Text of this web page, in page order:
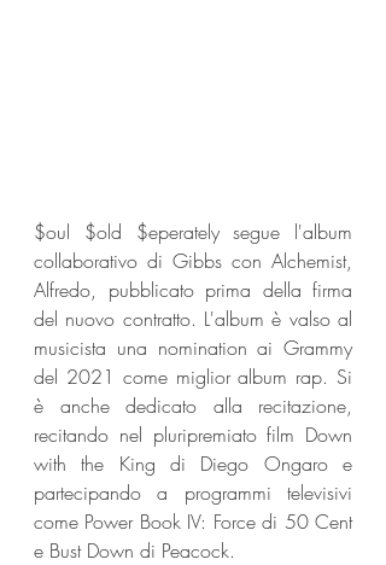
$oul $old $eperately segue l'album
collaborativo di Gibbs con Alchemist,
Alfredo, pubblicato prima della firma
del nuovo contratto. L'album è valso al
musicista una nomination ai Grammy
del 2021 come miglior album rap. Si
è anche dedicato alla recitazione,
recitando nel pluripremiato film Down
with the King di Diego Ongaro e
partecipando a programmi televisivi
come Power Book IV: Force di 50 Cent
e Bust Down di Peacock.